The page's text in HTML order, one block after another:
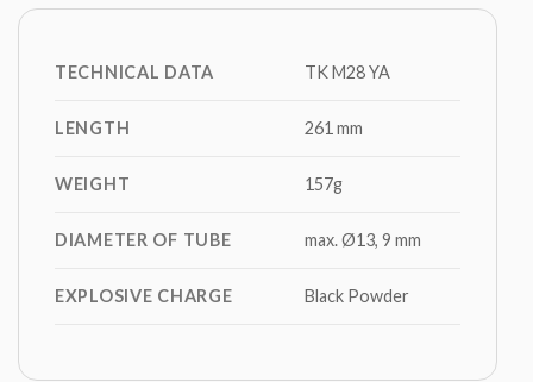
TECHNICAL DATA TK M28 YA
LENGTH 261 mm
WEIGHT 157g
DIAMETER OF TUBE max. Ø13, 9 mm
EXPLOSIVE CHARGE Black Powder